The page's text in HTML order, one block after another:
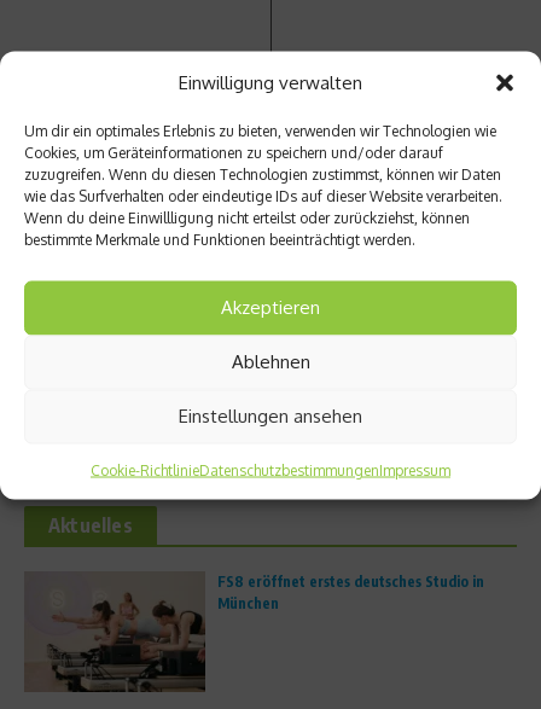
Einwilligung verwalten
Um dir ein optimales Erlebnis zu bieten, verwenden wir Technologien wie
Cookies, um Geräteinformationen zu speichern und/oder darauf
zuzugreifen. Wenn du diesen Technologien zustimmst, können wir Daten
wie das Surfverhalten oder eindeutige IDs auf dieser Website verarbeiten.
Wenn du deine Einwillligung nicht erteilst oder zurückziehst, können
bestimmte Merkmale und Funktionen beeinträchtigt werden.
Akzeptieren
Ablehnen
Einstellungen ansehen
Cookie-RichtlinieDatenschutzbestimmungenImpressum
Ähnliche Beiträge
Morgens Goethe, mittags
abends Koal ...
Aktuelles
FS8 eröffnet erstes deutsches Studio in
München